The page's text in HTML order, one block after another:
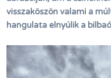
visszaköszön valami a
hangulata elnyúlik a